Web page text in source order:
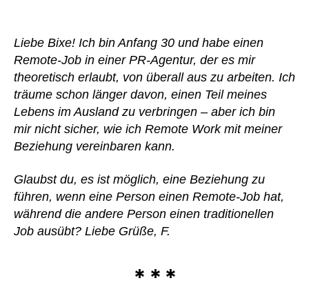
Liebe Bixe! Ich bin Anfang 30 und habe einen
Remote-Job in einer PR-Agentur, der es mir
theoretisch erlaubt, von überall aus zu arbeiten. Ich
träume schon länger davon, einen Teil meines
Lebens im Ausland zu verbringen – aber ich bin
mir nicht sicher, wie ich Remote Work mit meiner
Beziehung vereinbaren kann.
Glaubst du, es ist möglich, eine Beziehung zu
führen, wenn eine Person einen Remote-Job hat,
während die andere Person einen traditionellen
Job ausübt? Liebe Grüße, F.
* * *